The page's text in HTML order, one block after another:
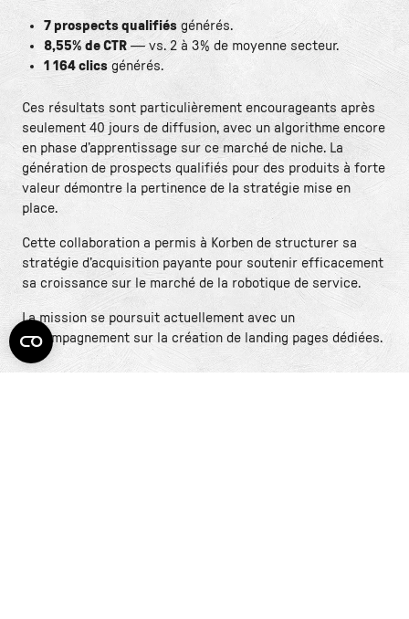
7 prospects qualifiés générés.
8,55% de CTR — vs. 2 à 3% de moyenne secteur.
1 164 clicsgénérés.
Ces résultats sont particulièrement encourageants après
seulement 40 jours de diffusion, avec un algorithme encore
en phase d’apprentissage sur ce marché de niche. La
génération de prospects qualifiés pour des produits à forte
valeur démontre la pertinence de la stratégie mise en
place.
Cette collaboration a permis à Korben de structurer sa
stratégie d’acquisition payante pour soutenir efficacement
sa croissance sur le marché de la robotique de service.
La mission se poursuit actuellement avec un
accompagnement sur la création de landing pages dédiées.